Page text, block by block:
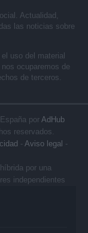
Actualidad,
las noticias sobre
uso del material
nos ocuparemos de
de terceros.
por AdHub
reservados.
- Aviso legal -
por una
independientes